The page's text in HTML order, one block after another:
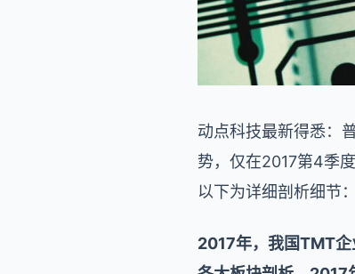
动点科技最新得悉：
势，仅在2017第4季
以下为详细剖析细节：
2017年，我国TMT